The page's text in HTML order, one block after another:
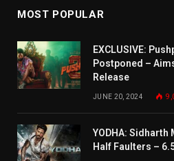
MOST POPULAR
EXCLUSIVE:
Postponed –
Release
JUNE 20, 2024
YODHA: Sidharth
Half Faulters –